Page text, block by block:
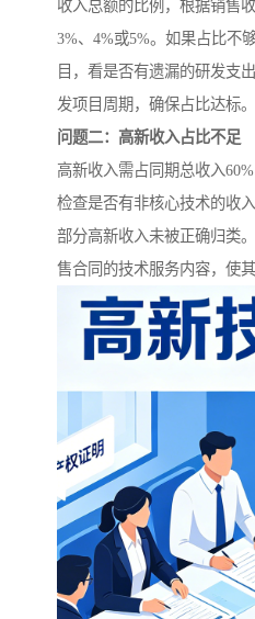
收入总额的比例，根据销售
3%、4%或5%。如果占比不
目，看是否有遗漏的研发支
发项目周期，确保占比达标。
问题二：高新收入占比不足
高新收入需占同期总收入
检查是否有非核心技术的收
部分高新收入未被正确归类
售合同的技术服务内容，使